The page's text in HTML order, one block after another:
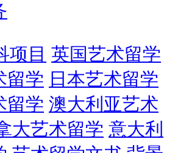
项目 英国艺术留学
留学 日本艺术留学
留学 澳大利亚艺术
大艺术留学 意大利